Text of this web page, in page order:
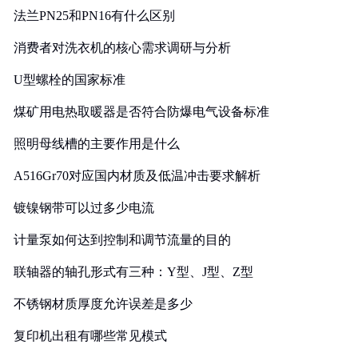
法兰PN25和PN16有什么区别
消费者对洗衣机的核心需求调研与分析
U型螺栓的国家标准
煤矿用电热取暖器是否符合防爆电气设备标准
照明母线槽的主要作用是什么
A516Gr70对应国内材质及低温冲击要求解析
镀镍钢带可以过多少电流
计量泵如何达到控制和调节流量的目的
联轴器的轴孔形式有三种：Y型、J型、Z型
不锈钢材质厚度允许误差是多少
复印机出租有哪些常见模式